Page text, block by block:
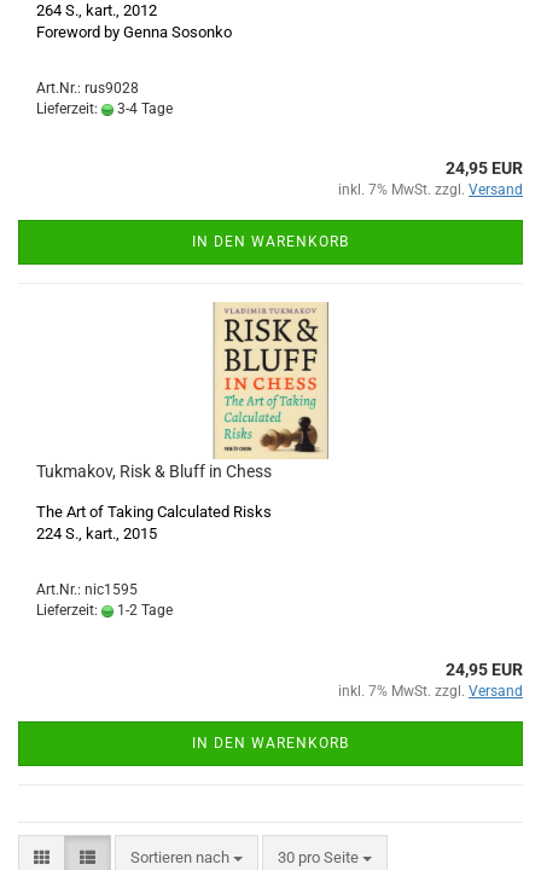
264 S., kart., 2012
Foreword by Genna Sosonko
Art.Nr.: rus9028
Lieferzeit:
3-4 Tage
24,95 EUR
inkl. 7% MwSt. zzgl. Versand
IN DEN WARENKORB
Tukmakov, Risk & Bluff in Chess
The Art of Taking Calculated Risks
224 S., kart., 2015
Art.Nr.: nic1595
Lieferzeit:
1-2 Tage
24,95 EUR
inkl. 7% MwSt. zzgl. Versand
IN DEN WARENKORB
Sortieren nach
Sortieren nach 30 pro Seite
pro Seite